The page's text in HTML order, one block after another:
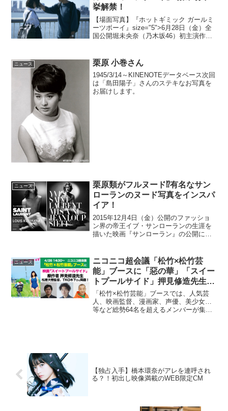
挙解禁！
【場面写真】『ホットギミック ガールミ
ーツボーイ』size="5">6月28日（金）全
国公開堀未央奈（乃木坂46）初主演作
の少女漫画表現の先駆けとなる胸キュン
描写で人...
ニュース 栗原 小巻さん
1945/3/14～KINENOTEデータベース次回
は「島田陽子」さんのステキなお写真を
お届けします。
ニュース
栗原類がフルヌード⁉有名なサン
ローランのヌード写真をインスパ
イア！
2015年12月4日（金）公開のファッショ
ン界の帝王イブ・サンローランの生涯を
描いた映画『サンローラン』の公開に先
インスパイアしたポスターの撮影に、栗
原類が挑戦した。完...
ニュース
ニコニコ超会議「松竹×松竹芸
能」ブースに「惡の華」「スイー
トプールサイド」押見修造先生
降臨♪
「松竹×松竹芸能」ブースでは、人気芸
人、映画監督、漫画家、声優、美少女…
等など総勢64名を超えるメンバーが集
【独占入手】橋本環奈がアレを連呼され
る？！初出し映像満載のWEB限定CM